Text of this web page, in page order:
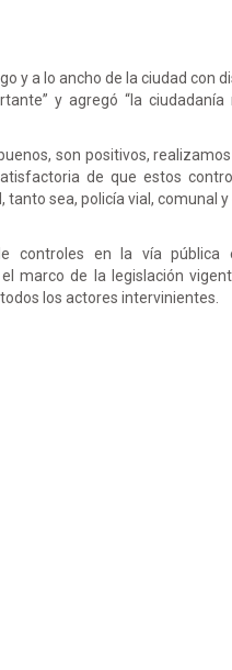
y a lo ancho de la ciudad con
y agregó “la
son positivos,
de que estos
sea, policía vial, comunal
controles en la vía pública
marco de la legislación
los actores intervinientes.